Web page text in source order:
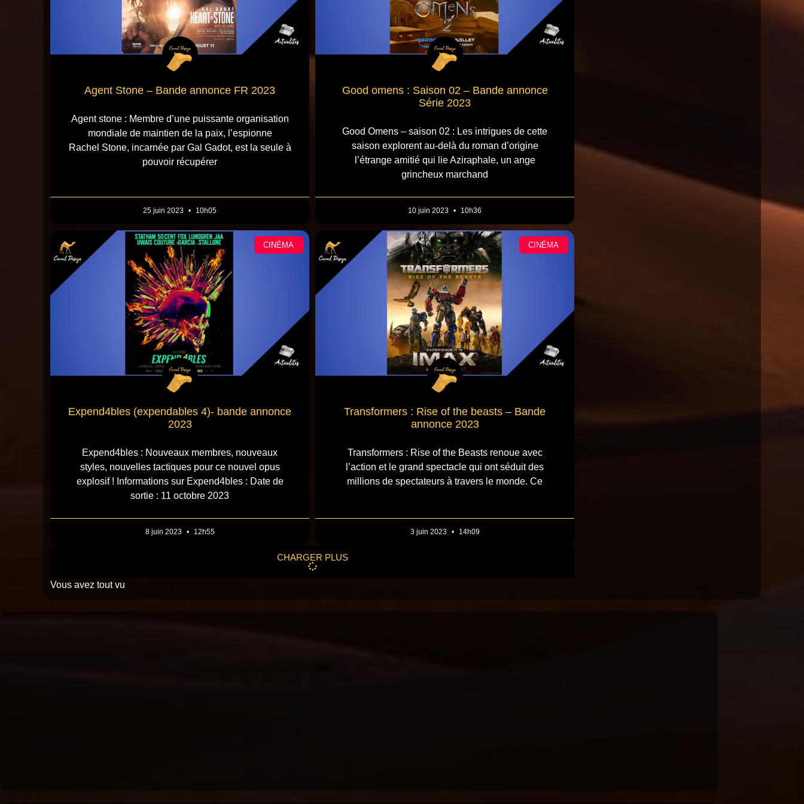
Agent Stone – Bande annonce FR 2023
Agent stone : Membre d’une puissante organisation
mondiale de maintien de la paix, l’espionne
Rachel Stone, incarnée par Gal Gadot, est la seule à
pouvoir récupérer
25 juin 2023 10h05
Good omens : Saison 02 – Bande annonce
Série 2023
Good Omens – saison 02 : Les intrigues de cette
saison explorent au-delà du roman d’origine
l’étrange amitié qui lie Aziraphale, un ange
grincheux marchand
10 juin 2023 10h36
CINÉMA
Expend4bles (expendables 4)- bande annonce
2023
Expend4bles : Nouveaux membres, nouveaux
styles, nouvelles tactiques pour ce nouvel opus
explosif ! Informations sur Expend4bles : Date de
sortie : 11 octobre 2023
8 juin 2023 12h55
CINÉMA
Transformers : Rise of the beasts – Bande
annonce 2023
Transformers : Rise of the Beasts renoue avec
l’action et le grand spectacle qui ont séduit des
millions de spectateurs à travers le monde. Ce
3 juin 2023 14h09
CHARGER PLUS
Vous avez tout vu